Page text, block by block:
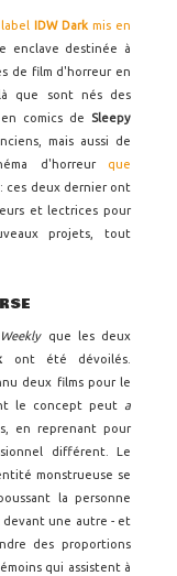
IDW Dark mis en
enclave destinée à
de film d'horreur en
que sont nés des
comics de Sleepy
mais aussi de
d'horreur que
: ces deux dernier ont
et lectrices pour
projets, tout
que les deux
ont été dévoilés.
deux films pour le
le concept peut a
en reprenant pour
différent. Le
monstrueuse se
la personne
devant une autre - et
des proportions
qui assistent à